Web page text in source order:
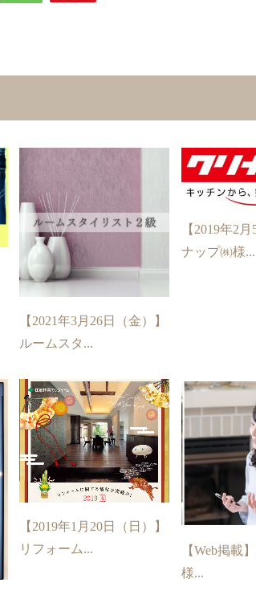
【2021年3月26日（金）】
ルームスタ...
【2019年2
ナップ㈱様...
【2019年1月20日（日）】
リフォーム...
【Web掲載
様...